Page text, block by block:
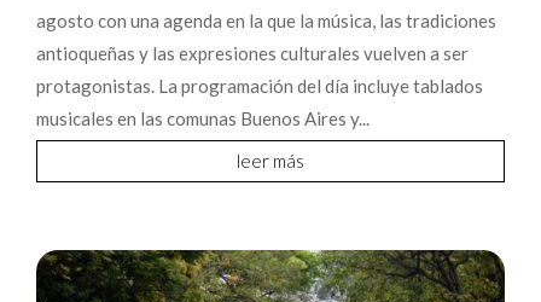
agosto con una agenda en la que la música, las tradiciones
antioqueñas y las expresiones culturales vuelven a ser
protagonistas. La programación del día incluye tablados
musicales en las comunas Buenos Aires y...
leer más